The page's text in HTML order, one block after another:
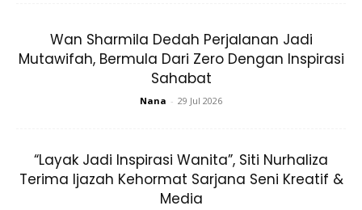
“Kini saya faham kenapa suami sangat menggalakkan saya
bual Radio Times.
Wan Sharmila Dedah Perjalanan Jadi
Mutawifah, Bermula Dari Zero Dengan Inspirasi
Sahabat
Nana - 29 Jul 2026
“Layak Jadi Inspirasi Wanita”, Siti Nurhaliza
Terima Ijazah Kehormat Sarjana Seni Kreatif &
Media